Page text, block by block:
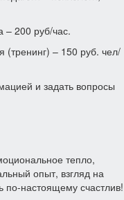
– 200 руб/час.
(тренинг) – 150 руб. чел/
и задать вопросы
тепло,
опыт, взгляд на
по-настоящему счастлив!